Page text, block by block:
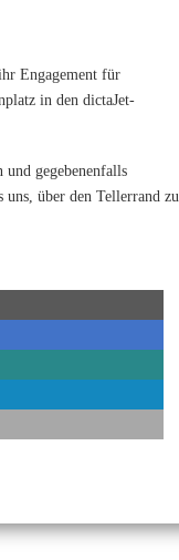
Engagement für
in den dictaJet-
gegebenenfalls
uns, über den Tellerrand zu